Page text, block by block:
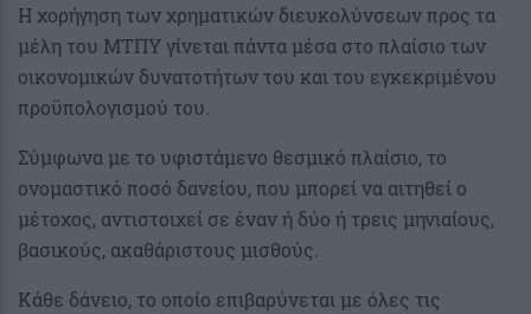
Η χορήγηση των χρηματικών διευκολύνσεων προς τα
μέλη του ΜΤΠΥ γίνεται πάντα μέσα στο πλαίσιο των
οικονομικών δυνατοτήτων του και του εγκεκριμένου
προϋπολογισμού του.
Σύμφωνα με το υφιστάμενο θεσμικό πλαίσιο, το
ονομαστικό ποσό δανείου, που μπορεί να αιτηθεί ο
μέτοχος, αντιστοιχεί σε έναν ή δύο ή τρεις μηνιαίους,
βασικούς, ακαθάριστους μισθούς.
Κάθε δάνειο, το οποίο επιβαρύνεται με όλες τις